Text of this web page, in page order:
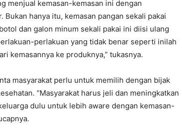
menjual kemasan-kemasan ini dengan
hanya itu, kemasan pangan sekali pakai
dan galon minum sekali pakai ini diisi ulang
perlakuan yang tidak benar seperti inilah
kemasannya ke produknya,” tukasnya.
masyarakat perlu untuk memilih dengan bijak
“Masyarakat harus jeli dan meningkatkan
dulu untuk lebih aware dengan kemasan-